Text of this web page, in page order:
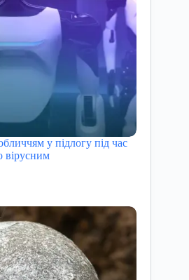
у підлогу під час
вірусним